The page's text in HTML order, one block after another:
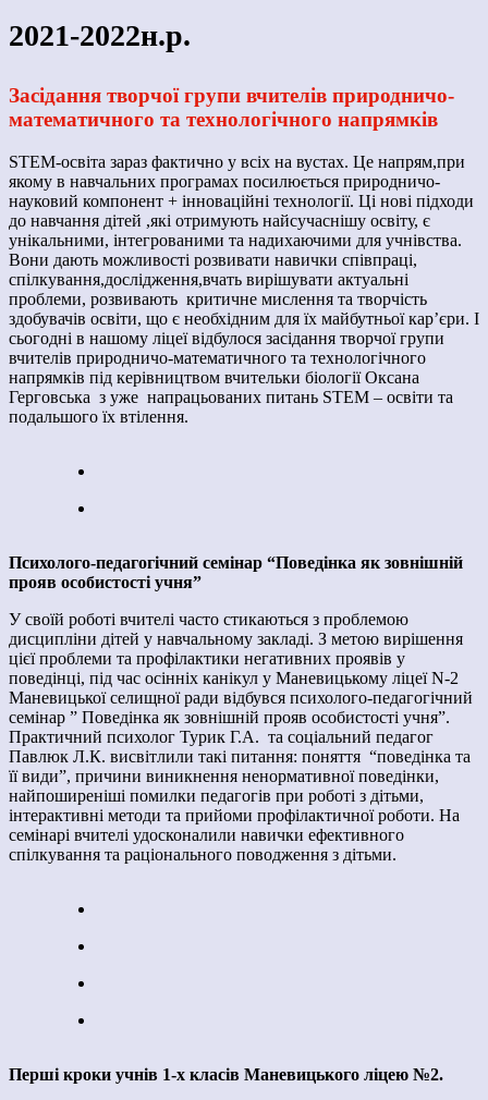
2021-2022н.р.
Засідання творчої групи вчителів природничо-
математичного та технологічного напрямків
STEM-освіта зараз фактично у всіх на вустах. Це напрям,при
якому в навчальних програмах посилюється природничо-
науковий компонент + інноваційні технології. Ці нові підходи
до навчання дітей ,які отримують найсучаснішу освіту, є
унікальними, інтегрованими та надихаючими для учнівства.
Вони дають можливості розвивати навички співпраці,
спілкування,дослідження,вчать вирішувати актуальні
проблеми, розвивають критичне мислення та творчість
здобувачів освіти, що є необхідним для їх майбутньої кар’єри. І
сьогодні в нашому ліцеї відбулося засідання творчої групи
вчителів природничо-математичного та технологічного
напрямків під керівництвом вчительки біології Оксана
Герговська з уже напрацьованих питань STEM – освіти та
подальшого їх втілення.
Психолого-педагогічний семінар “Поведінка як зовнішній
прояв особистості учня”
У своїй роботі вчителі часто стикаються з проблемою
дисципліни дітей у навчальному закладі. З метою вирішення
цієї проблеми та профілактики негативних проявів у
поведінці, під час осінніх канікул у Маневицькому ліцеї N-2
Маневицької селищної ради відбувся психолого-педагогічний
семінар ” Поведінка як зовнішній прояв особистості учня”.
Практичний психолог Турик Г.А. та соціальний педагог
Павлюк Л.К. висвітлили такі питання: поняття “поведінка та
її види”, причини виникнення ненормативної поведінки,
найпоширеніші помилки педагогів при роботі з дітьми,
інтерактивні методи та прийоми профілактичної роботи. На
семінарі вчителі удосконалили навички ефективного
спілкування та раціонального поводження з дітьми.
Перші кроки учнів 1-х класів Маневицького ліцею №2.